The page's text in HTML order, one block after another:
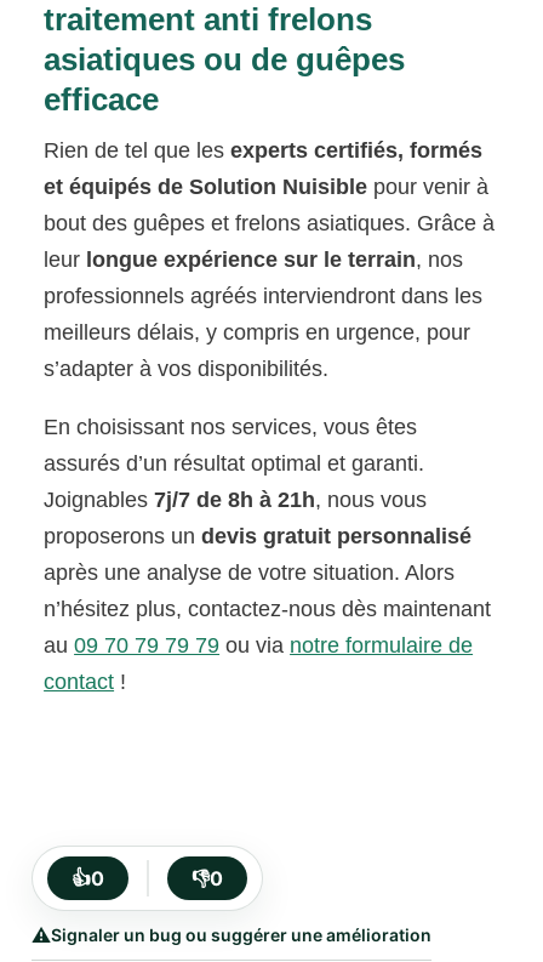
traitement anti frelons
asiatiques ou de guêpes
efficace
Rien de tel que lesexperts certifiés, formés
et équipés de Solution Nuisible pour venir à
bout des guêpes et frelons asiatiques. Grâce à
leur longue expérience sur le terrain, nos
professionnels agréés interviendront dans les
meilleurs délais, y compris en urgence, pour
s’adapter à vos disponibilités.
En choisissant nos services, vous êtes
assurés d’un résultat optimal et garanti.
Joignables7j/7 de 8h à 21h, nous vous
proposerons undevis gratuit personnalisé
après une analyse de votre situation. Alors
n’hésitez plus, contactez-nous dès maintenant
au09 70 79 79 79 ou via notre formulaire de
contact !
👍0 👎0
⚠️Signaler un bug ou suggérer une amélioration